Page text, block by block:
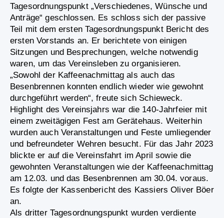
Tagesordnungspunkt „Verschiedenes, Wünsche und
Anträge“ geschlossen. Es schloss sich der passive
Teil mit dem ersten Tagesordnungspunkt Bericht des
ersten Vorstands an. Er berichtete von einigen
Sitzungen und Besprechungen, welche notwendig
waren, um das Vereinsleben zu organisieren.
„Sowohl der Kaffeenachmittag als auch das
Besenbrennen konnten endlich wieder wie gewohnt
durchgeführt werden“, freute sich Schieweck.
Highlight des Vereinsjahrs war die 140-Jahrfeier mit
einem zweitägigen Fest am Gerätehaus. Weiterhin
wurden auch Veranstaltungen und Feste umliegender
und befreundeter Wehren besucht. Für das Jahr 2023
blickte er auf die Vereinsfahrt im April sowie die
gewohnten Veranstaltungen wie der Kaffeenachmittag
am 12.03. und das Besenbrennen am 30.04. voraus.
Es folgte der Kassenbericht des Kassiers Oliver Böer
an.
Als dritter Tagesordnungspunkt wurden verdiente